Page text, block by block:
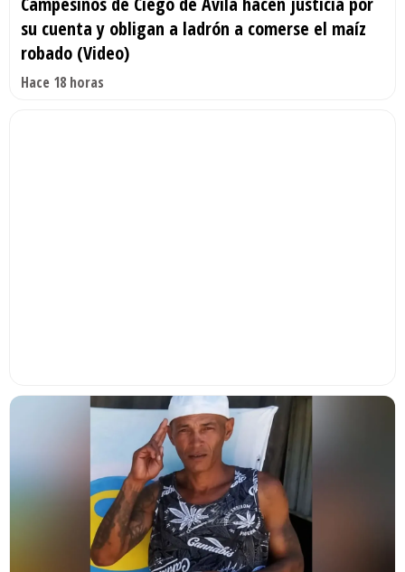
su cuenta y obligan a ladrón a comerse el maíz
robado (Video)
Hace 18 horas